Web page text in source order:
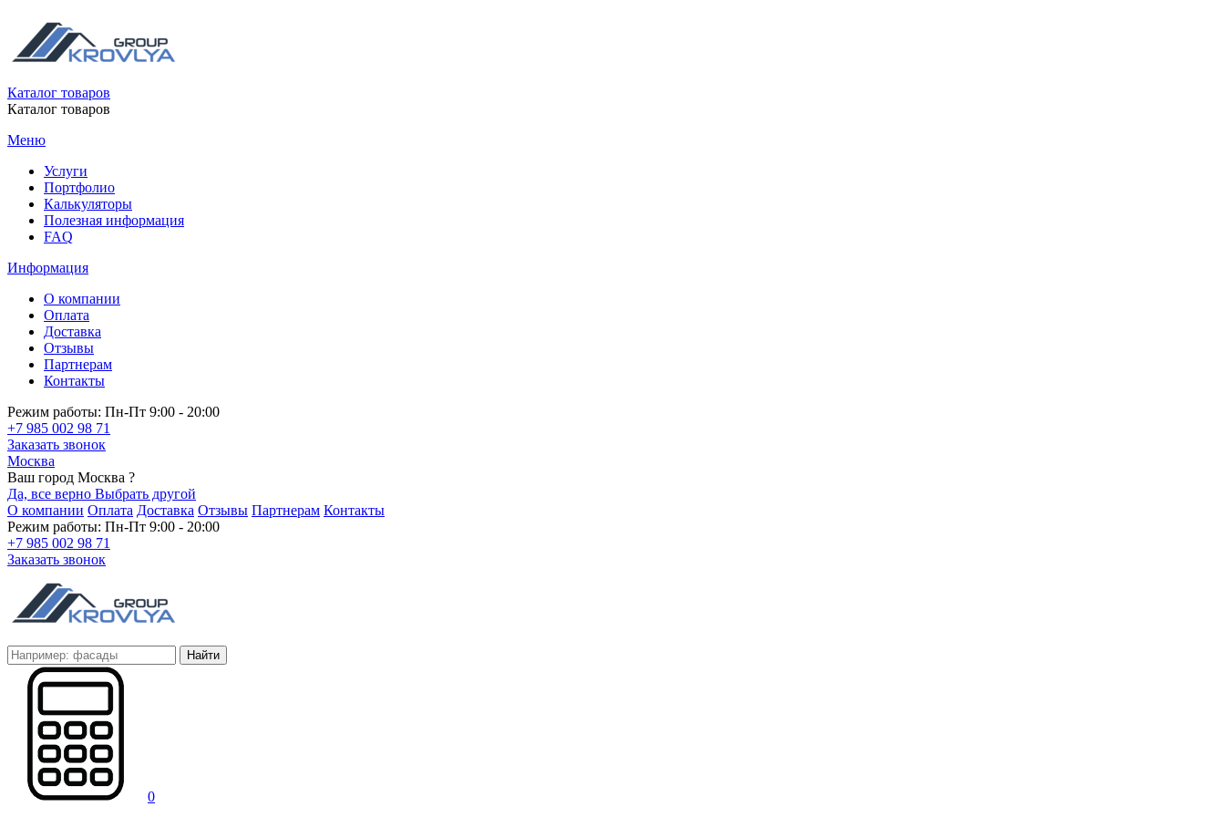
Каталог товаров
Каталог товаров
Меню
Услуги
Портфолио
Калькуляторы
Полезная информация
FAQ
Информация
О компании
Оплата
Доставка
Отзывы
Партнерам
Контакты
Режим работы: Пн-Пт 9:00 - 20:00
+7 985 002 98 71
Заказать звонок
Москва
Ваш город Москва ?
Да, все верно Выбрать другой
О компании Оплата Доставка Отзывы Партнерам Контакты
Режим работы: Пн-Пт 9:00 - 20:00
+7 985 002 98 71
Заказать звонок
Найти
0